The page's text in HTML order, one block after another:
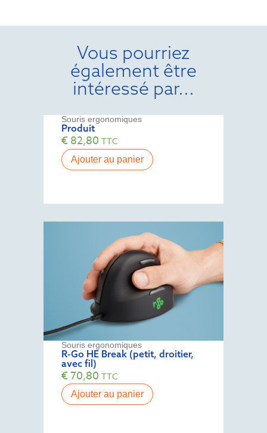
Vous pourriez
également être
intéressé par...
Souris ergonomiques
Produit
€82,80 TTC
Ajouter au panier
Souris ergonomiques
R-Go HE Break (petit, droitier,
avec fil)
€70,80 TTC
Ajouter au panier